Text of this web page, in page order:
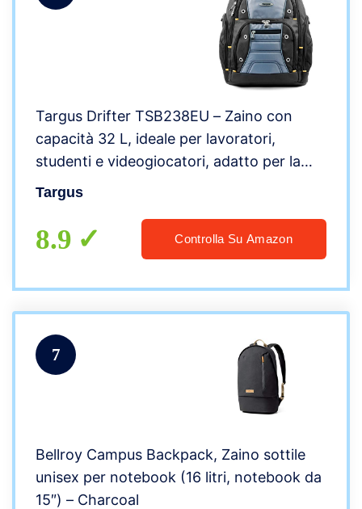
Targus Drifter TSB238EU – Zaino con
capacità 32 L, ideale per lavoratori,
studenti e videogiocatori, adatto per la
maggior parte dei notebook con schermo
fino a 15,6”, nero e grigio
Targus
8.9 Controlla Su Amazon
7
Bellroy Campus Backpack, Zaino sottile
unisex per notebook (16 litri, notebook da
15″) – Charcoal